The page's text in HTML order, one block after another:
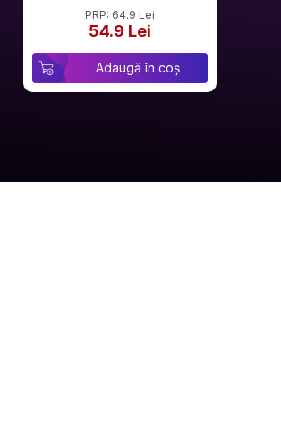
PRP: 64.9 Lei
54.9 Lei
Adaugă în coș